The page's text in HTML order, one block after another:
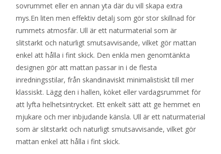
sovrummet eller en annan yta där du vill skapa extra
mys.En liten men effektiv detalj som gör stor skillnad för
rummets atmosfär. Ull är ett naturmaterial som är
slitstarkt och naturligt smutsavvisande, vilket gör mattan
enkel att hålla i fint skick. Den enkla men genomtänkta
designen gör att mattan passar in i de flesta
inredningsstilar, från skandinaviskt minimalistiskt till mer
klassiskt. Lägg den i hallen, köket eller vardagsrummet för
att lyfta helhetsintrycket. Ett enkelt sätt att ge hemmet en
mjukare och mer inbjudande känsla. Ull är ett naturmaterial
som är slitstarkt och naturligt smutsavvisande, vilket gör
mattan enkel att hålla i fint skick.